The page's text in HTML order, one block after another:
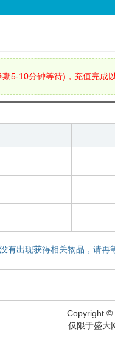
5-10分钟等待)，充值完成
有出现获得相关物品，请
Copyright ©
仅限于盛大